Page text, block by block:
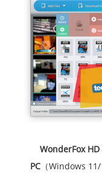
WonderFox
PC（Windows